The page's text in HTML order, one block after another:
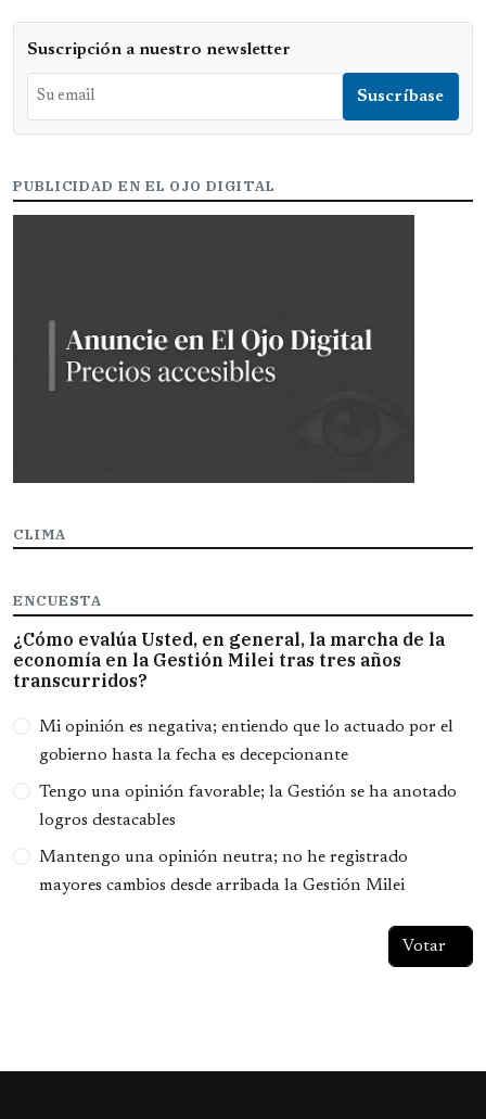
Suscripción a nuestro newsletter
PUBLICIDAD EN EL OJO DIGITAL
CLIMA
ENCUESTA
¿Cómo evalúa Usted, en general, la marcha de la
economía en la Gestión Milei tras tres años
transcurridos?
Opciones
Mi opinión es negativa; entiendo que lo actuado por el
gobierno hasta la fecha es decepcionante
Tengo una opinión favorable; la Gestión se ha anotado
logros destacables
Mantengo una opinión neutra; no he registrado
mayores cambios desde arribada la Gestión Milei